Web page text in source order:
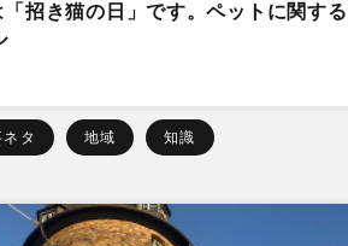
招き猫の日」です。ペットに関す
タ 地域 知識